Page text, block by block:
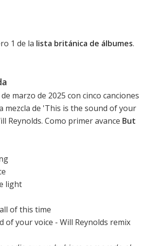
1 de la lista británica de álbumes.
marzo de 2025 con cinco canciones
mezcla de 'This is the sound of your
Reynolds. Como primer avance But
light
of this time
of your voice - Will Reynolds remix